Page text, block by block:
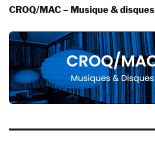
CROQ/MAC – Musique & disques